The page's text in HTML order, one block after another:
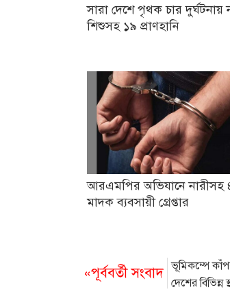
সারা দেশে পৃথক চার দুর্ঘটনায়
শিশুসহ ১৯ প্রাণহানি
আরএমপির অভিযানে নারীসহ
মাদক ব্যবসায়ী গ্রেপ্তার
«পূর্ববর্তী সংবাদ ভূমিকম্পে
দেশের বিভিন্ন